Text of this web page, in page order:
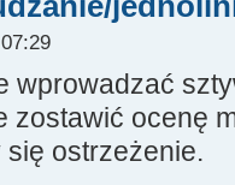
wprowadzać
zostawić ocenę
ostrzeżenie.